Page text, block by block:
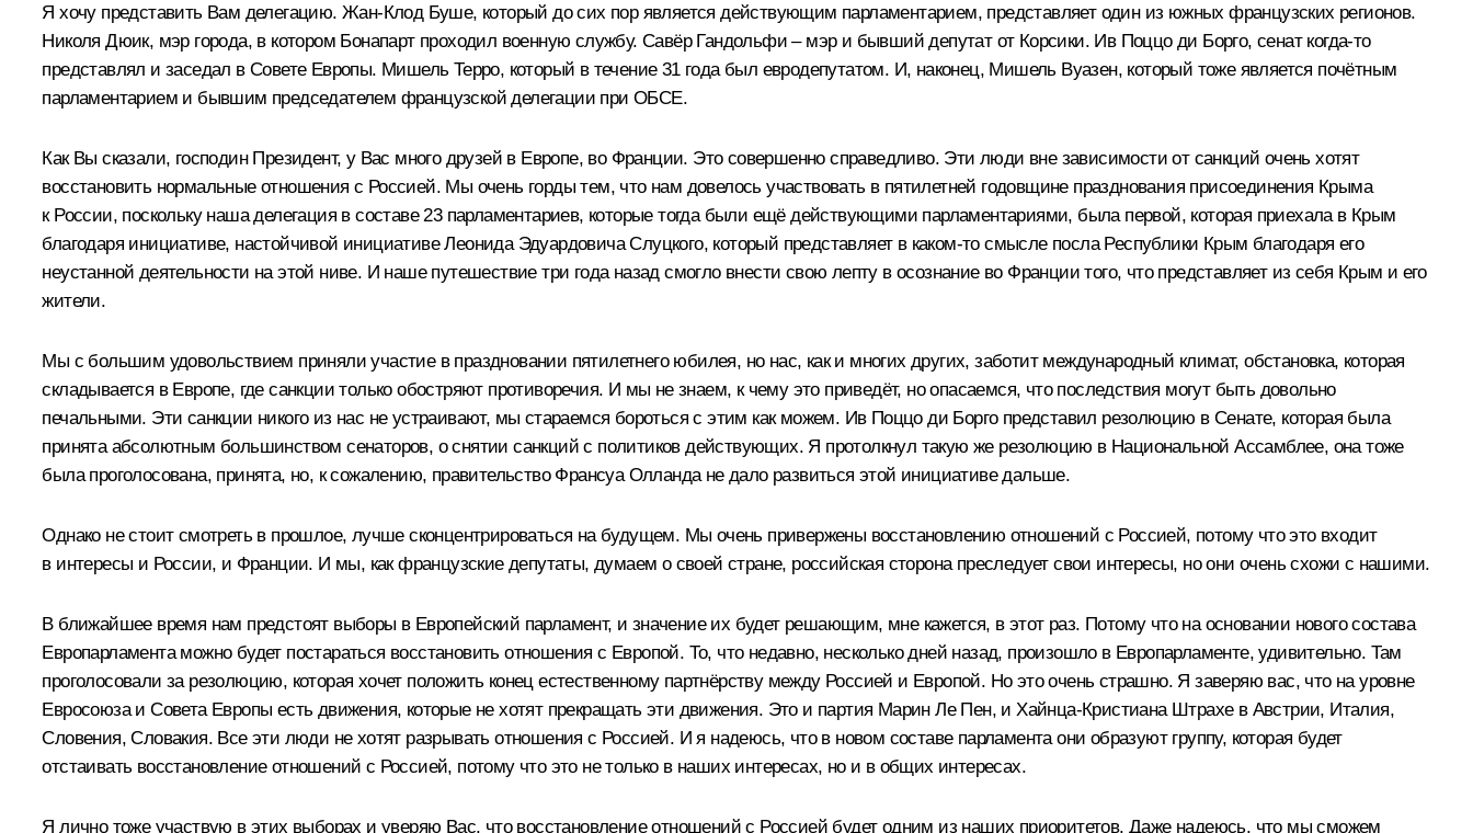
Я хочу представить Вам делегацию. Жан-Клод Буше, который до сих пор является действующим парламентарием, представляет один из южных французских регионов.
Николя Дюик, мэр города, в котором Бонапарт проходил военную службу. Савёр Гандольфи – мэр и бывший депутат от Корсики. Ив Поццо ди Борго, сенат когда‑то
представлял и заседал в Совете Европы. Мишель Терро, который в течение 31 года был евродепутатом. И, наконец, Мишель Вуазен, который тоже является почётным
парламентарием и бывшим председателем французской делегации при ОБСЕ.
Как Вы сказали, господин Президент, у Вас много друзей в Европе, во Франции. Это совершенно справедливо. Эти люди вне зависимости от санкций очень хотят
восстановить нормальные отношения с Россией. Мы очень горды тем, что нам довелось участвовать в пятилетней годовщине празднования присоединения Крыма
к России, поскольку наша делегация в составе 23 парламентариев, которые тогда были ещё действующими парламентариями, была первой, которая приехала в Крым
благодаря инициативе, настойчивой инициативе Леонида Эдуардовича Слуцкого, который представляет в каком‑то смысле посла Республики Крым благодаря его
неустанной деятельности на этой ниве. И наше путешествие три года назад смогло внести свою лепту в осознание во Франции того, что представляет из себя Крым и его
жители.
Мы с большим удовольствием приняли участие в праздновании пятилетнего юбилея, но нас, как и многих других, заботит международный климат, обстановка, которая
складывается в Европе, где санкции только обостряют противоречия. И мы не знаем, к чему это приведёт, но опасаемся, что последствия могут быть довольно
печальными. Эти санкции никого из нас не устраивают, мы стараемся бороться с этим как можем. Ив Поццо ди Борго представил резолюцию в Сенате, которая была
принята абсолютным большинством сенаторов, о снятии санкций с политиков действующих. Я протолкнул такую же резолюцию в Национальной Ассамблее, она тоже
была проголосована, принята, но, к сожалению, правительство Франсуа Олланда не дало развиться этой инициативе дальше.
Однако не стоит смотреть в прошлое, лучше сконцентрироваться на будущем. Мы очень привержены восстановлению отношений с Россией, потому что это входит
в интересы и России, и Франции. И мы, как французские депутаты, думаем о своей стране, российская сторона преследует свои интересы, но они очень схожи с нашими.
В ближайшее время нам предстоят выборы в Европейский парламент, и значение их будет решающим, мне кажется, в этот раз. Потому что на основании нового состава
Европарламента можно будет постараться восстановить отношения с Европой. То, что недавно, несколько дней назад, произошло в Европарламенте, удивительно. Там
проголосовали за резолюцию, которая хочет положить конец естественному партнёрству между Россией и Европой. Но это очень страшно. Я заверяю вас, что на уровне
Евросоюза и Совета Европы есть движения, которые не хотят прекращать эти движения. Это и партия Марин Ле Пен, и Хайнца‑Кристиана Штрахе в Австрии, Италия,
Словения, Словакия. Все эти люди не хотят разрывать отношения с Россией. И я надеюсь, что в новом составе парламента они образуют группу, которая будет
отстаивать восстановление отношений с Россией, потому что это не только в наших интересах, но и в общих интересах.
Я лично тоже участвую в этих выборах и уверяю Вас, что восстановление отношений с Россией будет одним из наших приоритетов. Даже надеюсь, что мы сможем